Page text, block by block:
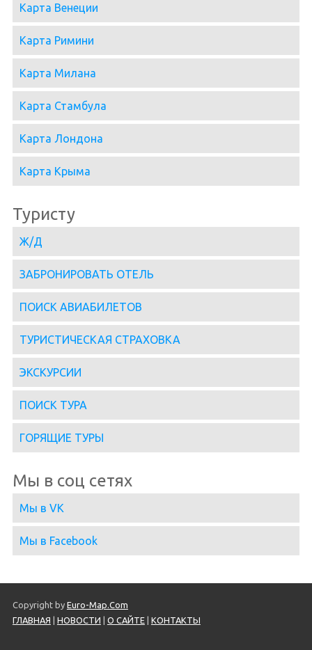
Карта Венеции
Карта Римини
Карта Милана
Карта Стамбула
Карта Лондона
Карта Крыма
Туристу
Ж/Д
ЗАБРОНИРОВАТЬ ОТЕЛЬ
ПОИСК АВИАБИЛЕТОВ
ТУРИСТИЧЕСКАЯ СТРАХОВКА
ЭКСКУРСИИ
ПОИСК ТУРА
ГОРЯЩИЕ ТУРЫ
Мы в соц сетях
Мы в VK
Мы в Facebook
Copyright by Euro-Map.Com
ГЛАВНАЯ
НОВОСТИ О САЙТЕ| КОНТАКТЫ